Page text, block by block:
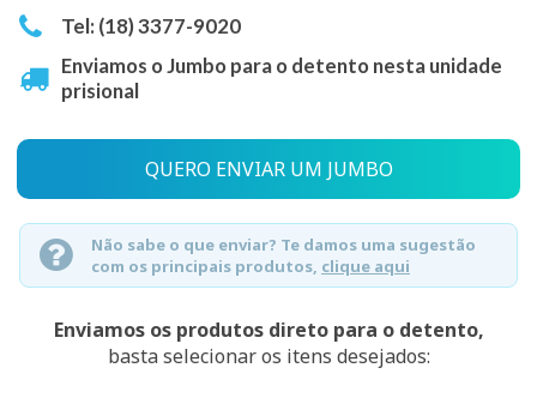
Tel: (18) 3377-9020
Enviamos o Jumbo para o detento nesta unidade
prisional
QUERO ENVIAR UM JUMBO
Não sabe o que enviar? Te damos uma sugestão
com os principais produtos, clique aqui
Enviamos os produtos direto para o detento,
basta selecionar os itens desejados: